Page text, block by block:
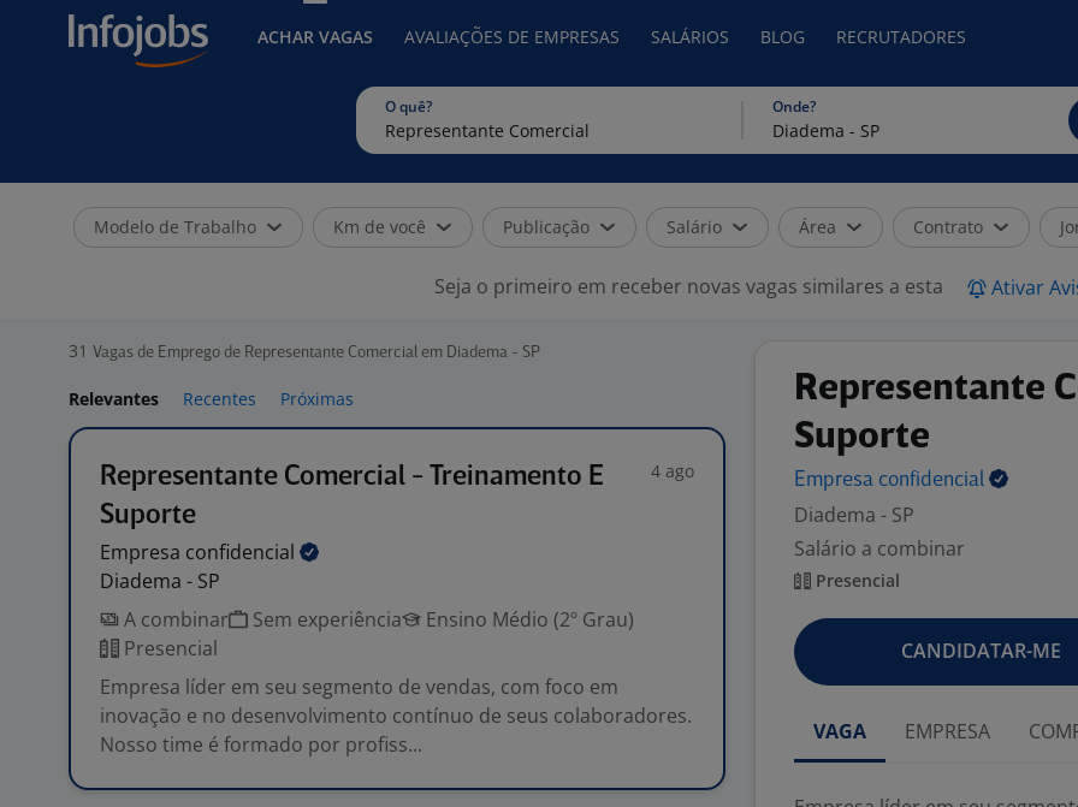
ACHAR VAGAS AVALIAÇÕES DE EMPRESAS SALÁRIOS BLOG RECRUTADORES
O quê? Onde?
Modelo de Trabalho Km de você Publicação Salário Área Contrato
Seja o primeiro em receber novas vagas similares a esta Ativar
31 Vagas de Emprego de Representante Comercial em Diadema - SP
Relevantes Recentes Próximas
Representante Comercial - Treinamento E
Suporte
4 ago
Empresa confidencial
Diadema - SP
A combinar
Sem experiência
Ensino Médio (2º Grau)
Presencial
Empresa líder em seu segmento de vendas, com foco em
inovação e no desenvolvimento contínuo de seus colaboradores.
Nosso time é formado por profiss...
Representante
Suporte
Empresa confidencial
Diadema - SP
Salário a combinar
Presencial
CANDIDATAR-ME
VAGA EMPRESA